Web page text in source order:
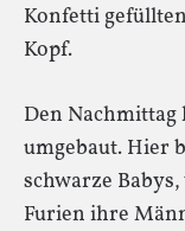
Konfetti
Kopf.
Den Nachmittag
umgebaut. Hier
schwarze
Furien ihre